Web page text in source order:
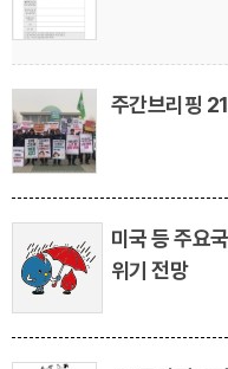
주간브리핑
미국 등 주요
위기 전망
이미지자료
미디어자료
카드뉴스
부설기관
업무